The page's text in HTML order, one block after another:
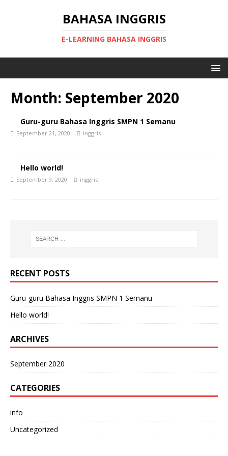
BAHASA INGGRIS
E-LEARNING BAHASA INGGRIS
Month: September 2020
Guru-guru Bahasa Inggris SMPN 1 Semanu
September 21, 2020 inggris
Hello world!
September 9, 2020 inggris
RECENT POSTS
Guru-guru Bahasa Inggris SMPN 1 Semanu
Hello world!
ARCHIVES
September 2020
CATEGORIES
info
Uncategorized